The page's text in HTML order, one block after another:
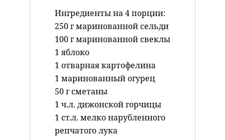
Ингредиенты на 4 порции:
250 г маринованной сельди
100 г маринованной свеклы
1 яблоко
1 отварная картофелина
1 маринованный огурец
50 г сметаны
1 ч.л. дижонской горчицы
1 ст.л. мелко нарубленного
репчатого лука